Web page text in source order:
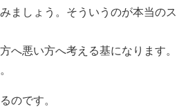
ましょう。そういうのが本当のス
へ悪い方へ考える基になります。
のです。